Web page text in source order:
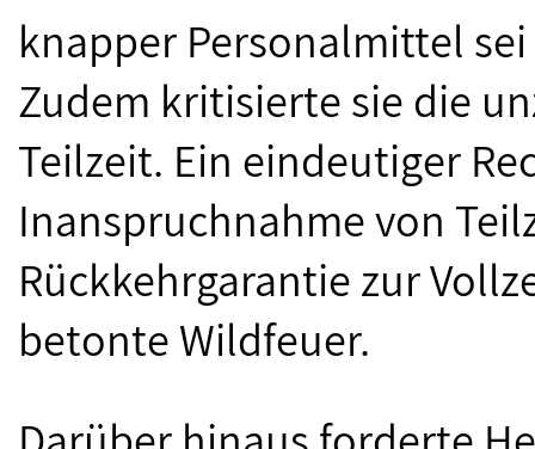
knapper Personalmittel
Zudem kritisierte sie die
Teilzeit. Ein eindeutiger
Inanspruchnahme von
Rückkehrgarantie zur
betonte Wildfeuer.